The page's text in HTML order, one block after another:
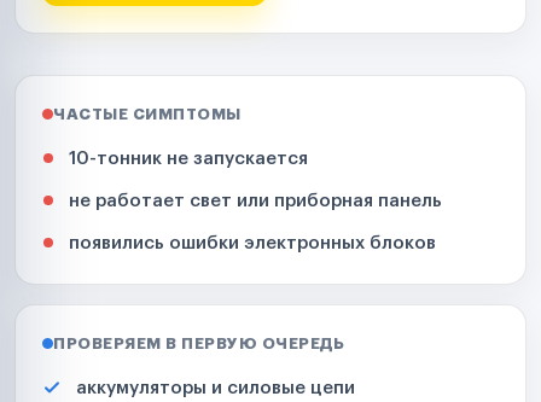
ЧАСТЫЕ СИМПТОМЫ
10-тонник не запускается
не работает свет или приборная панель
появились ошибки электронных блоков
ПРОВЕРЯЕМ В ПЕРВУЮ ОЧЕРЕДЬ
аккумуляторы и силовые цепи